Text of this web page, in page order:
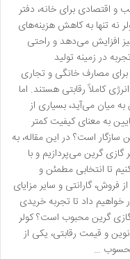
اقتصادی برای خانه، دفتر
نه تنها به کاهش هزینه‌های
افزایش می‌دهد و راحتی
در زمینه تولید
مصارف خانگی و تجاری
کاملاً رقابتی هستند. اما
میان می‌آید، بسیاری از
به معنای کیفیت کمتر
است؟ در این مقاله، به
گرین می‌پردازیم و با
تا انتخابی مطمئن و
گارانتی و سایر مزایای
خواهیم داد تا تجربه خریدی
گرین محبوب است؟ کولر
و قیمت رقابتی، یکی از
محسوب …